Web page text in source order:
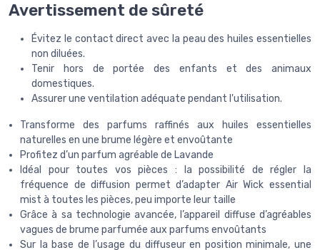
Avertissement de sûreté
Évitez le contact direct avec la peau des huiles essentielles
non diluées.
Tenir hors de portée des enfants et des animaux
domestiques.
Assurer une ventilation adéquate pendant l'utilisation.
Transforme des parfums raffinés aux huiles essentielles
naturelles en une brume légère et envoûtante
Profitez d’un parfum agréable de Lavande
Idéal pour toutes vos pièces : la possibilité de régler la
fréquence de diffusion permet d’adapter Air Wick essential
mist à toutes les pièces, peu importe leur taille
Grâce à sa technologie avancée, l’appareil diffuse d’agréables
vagues de brume parfumée aux parfums envoûtants
Sur la base de l’usage du diffuseur en position minimale, une